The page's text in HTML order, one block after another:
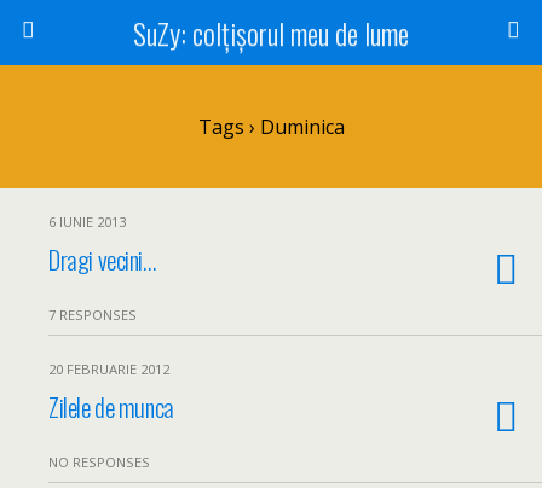
SuZy: colţişorul meu de lume
Tags › Duminica
6 IUNIE 2013
Dragi vecini…
7 RESPONSES
20 FEBRUARIE 2012
Zilele de munca
NO RESPONSES